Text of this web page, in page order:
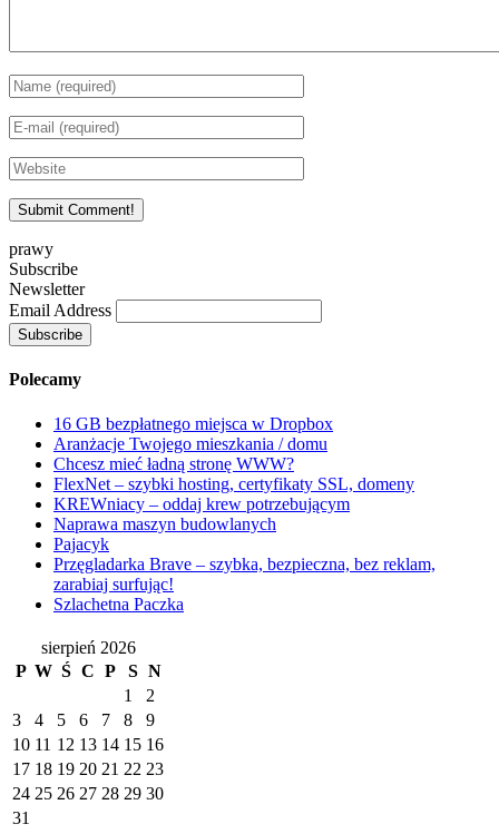
prawy
Subscribe
Newsletter
Email Address
Polecamy
16 GB bezpłatnego miejsca w Dropbox
Aranżacje Twojego mieszkania / domu
Chcesz mieć ładną stronę WWW?
FlexNet – szybki hosting, certyfikaty SSL, domeny
KREWniacy – oddaj krew potrzebującym
Naprawa maszyn budowlanych
Pajacyk
Przęgladarka Brave – szybka, bezpieczna, bez reklam,
zarabiaj surfując!
Szlachetna Paczka
sierpień 2026
P W Ś C P S N
1
2
3
4 5 6 7 8
9
10 11 12 13 14 15 16
17 18 19 20 21 22 23
24 25 26 27 28 29 30
31